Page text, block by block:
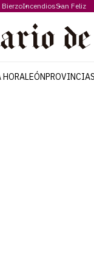
IncendiosSan Feliz
LEÓNPROVINCIA